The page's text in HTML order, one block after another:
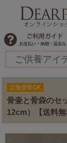
店舗受取OK
骨壷と骨袋のセ
12cm）【送料無